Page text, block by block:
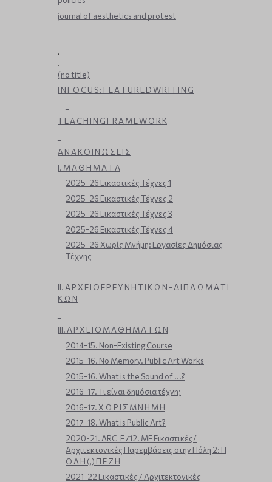
journal of aesthetics and protest
.
.
(no title)
I N F O C U S : F E A T U R E D W R I T I N G
T E A C H I N G F R A M E W O R K
Α Ν Α Κ Ο Ι Ν Ω Σ Ε Ι Σ
Ι. Μ Α Θ Η Μ Α Τ Α
2025-26 Εικαστικές Τέχνες 1
2025-26 Εικαστικές Τέχνες 2
2025-26 Εικαστικές Τέχνες 3
2025-26 Εικαστικές Τέχνες 4
2025-26 Χωρίς Μνήμη: Εργασίες Δημόσιας
Τέχνης
ΙΙ. Α Ρ Χ Ε Ι Ο Ε Ρ Ε Υ Ν Η Τ Ι Κ Ω Ν - Δ Ι Π Λ Ω Μ Α Τ Ι
Κ Ω Ν
ΙΙΙ. Α Ρ Χ Ε Ι Ο Μ Α Θ Η Μ Α Τ Ω Ν
2014-15. Non-Existing Course
2015-16. No Memory. Public Art Works
2015-16. What is the Sound of ...?
2016-17. Τι είναι δημόσια τέχνη;
2016-17. Χ Ω Ρ Ι Σ Μ Ν Η Μ Η
2017-18. What is Public Art?
2020-21. ARC_E712. ΜΕ Εικαστικές/
Αρχιτεκτονικές Παρεμβάσεις στην Πόλη 2: Π
Ο Λ Η (,) Π Ε Ζ Η
2021-22 Εικαστικές / Αρχιτεκτονικές